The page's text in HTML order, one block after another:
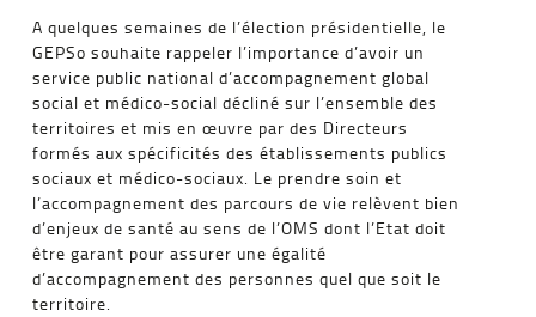
A quelques semaines de l’élection présidentielle, le
GEPSo souhaite rappeler l’importance d’avoir un
service public national d’accompagnement global
social et médico-social décliné sur l’ensemble des
territoires et mis en œuvre par des Directeurs
formés aux spécificités des établissements publics
sociaux et médico-sociaux. Le prendre soin et
l’accompagnement des parcours de vie relèvent bien
d’enjeux de santé au sens de l’OMS dont l’Etat doit
être garant pour assurer une égalité
d’accompagnement des personnes quel que soit le
territoire.